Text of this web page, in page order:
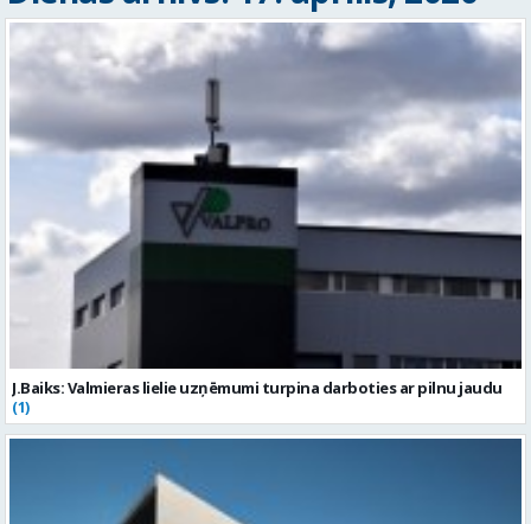
J.Baiks: Valmieras lielie uzņēmumi turpina darboties ar pilnu jaudu
(1)